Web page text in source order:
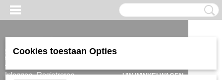
Inloggen Registreren
UW WINKELWAGEN
Cookies toestaan Opties